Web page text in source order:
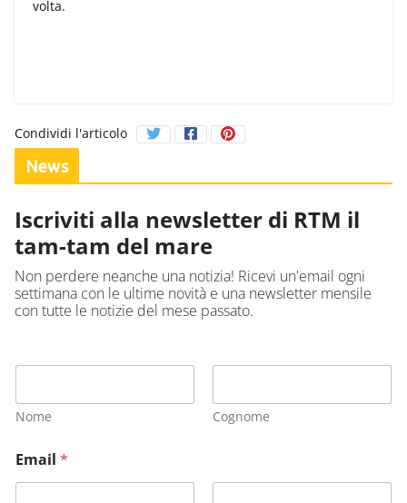
volta.
Condividi l'articolo
News
Iscriviti alla newsletter di RTM il
tam-tam del mare
Non perdere neanche una notizia! Ricevi un'email ogni
settimana con le ultime novità e una newsletter mensile
con tutte le notizie del mese passato.
Nome Cognome
Email *